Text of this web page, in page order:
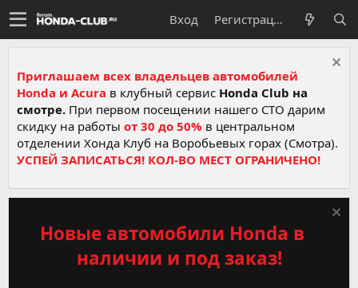
Вход Регистрация
Приглашаем всех владельцев автомобилей
Honda и Acura в клубный сервис Honda Club на
смотре. При первом посещении нашего СТО дарим
скидку на работы от 30 до 50% в центральном
отделении Хонда Клуб на Воробьевых горах (Смотра).
УСПЕЙ ЗАПИСАТЬСЯ! КОЛ-ВО МЕСТ ОГРАНИЧЕНО!
Новые автомобили Honda в
наличии и под заказ!